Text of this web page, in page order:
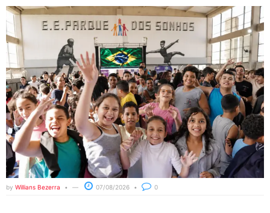
by Willians Bezerra 07/08/2026 0